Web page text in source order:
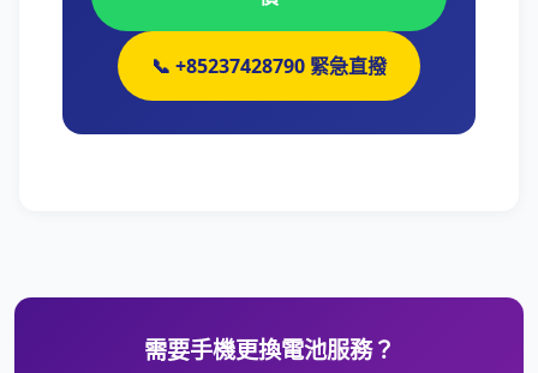
📞 +85237428790 緊急直撥
需要手機更換電池服務？